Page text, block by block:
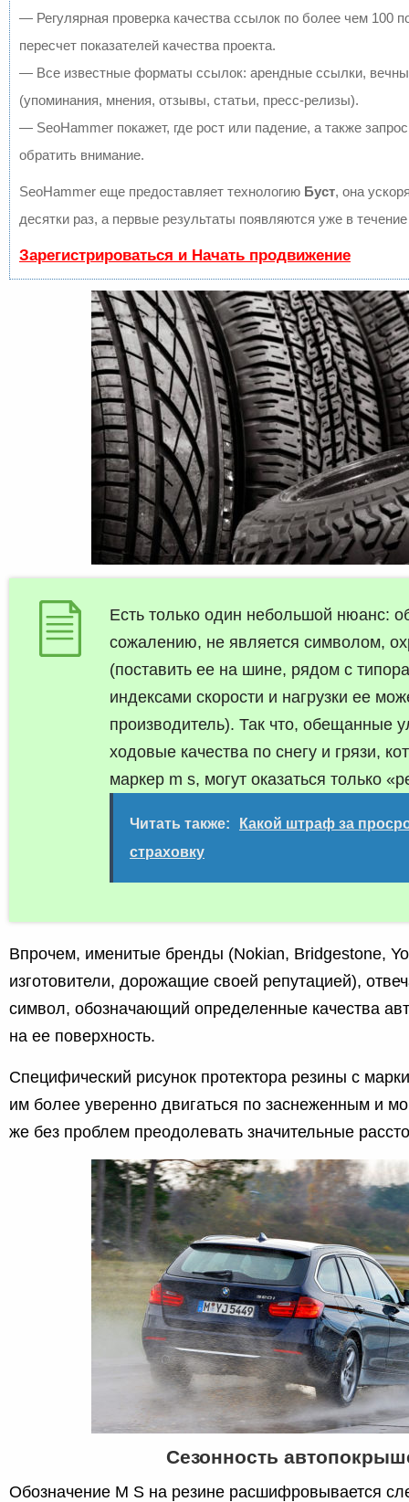
— Регулярная проверка качества ссылок по более чем 100
пересчет показателей качества проекта.
— Все известные форматы ссылок: арендные ссылки,
(упоминания, мнения, отзывы, статьи, пресс-релизы).
— SeoHammer покажет, где рост или падение, а также
обратить внимание.
SeoHammer еще предоставляет технологию Буст, она
десятки раз, а первые результаты появляются уже в
Зарегистрироваться и Начать продвижение
Есть только один небольшой нюанс:
сожалению, не является символом,
(поставить ее на шине, рядом с
индексами скорости и нагрузки ее
производитель). Так что, обещанные
ходовые качества по снегу и грязи,
маркер m s, могут оказаться только
Читать также:
Какой штраф за
страховку
Впрочем, именитые бренды (Nokian, Bridgestone,
изготовители, дорожащие своей репутацией),
символ, обозначающий определенные качества
на ее поверхность.
Специфический рисунок протектора резины с
им более уверенно двигаться по заснеженным и
же без проблем преодолевать значительные
Сезонность
Обозначение M S на резине расшифровывается